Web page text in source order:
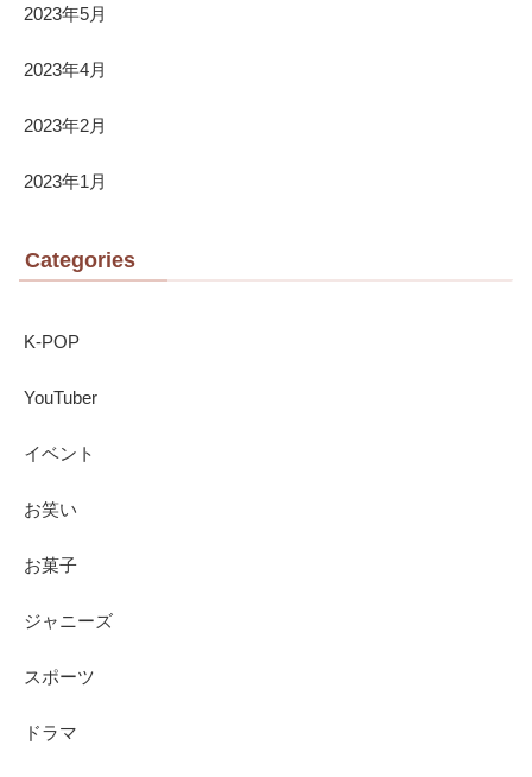
2023年5月
2023年4月
2023年2月
2023年1月
Categories
K-POP
YouTuber
イベント
お笑い
お菓子
ジャニーズ
スポーツ
ドラマ